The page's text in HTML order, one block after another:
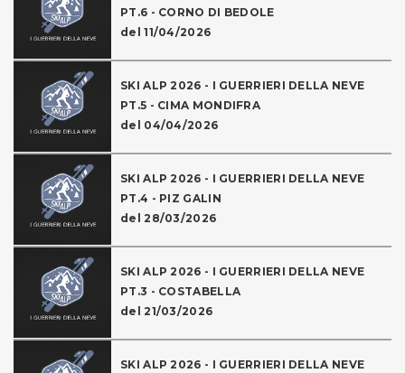
PT.6 - CORNO DI BEDOLE
del 11/04/2026
SKI ALP 2026 - I GUERRIERI DELLA NEVE
PT.5 - CIMA MONDIFRA
del 04/04/2026
SKI ALP 2026 - I GUERRIERI DELLA NEVE
PT.4 - PIZ GALIN
del 28/03/2026
SKI ALP 2026 - I GUERRIERI DELLA NEVE
PT.3 - COSTABELLA
del 21/03/2026
SKI ALP 2026 - I GUERRIERI DELLA NEVE